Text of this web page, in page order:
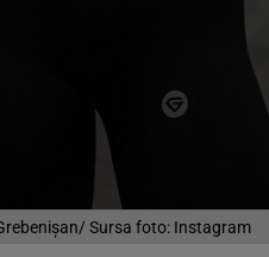
Sursa foto: Instagram